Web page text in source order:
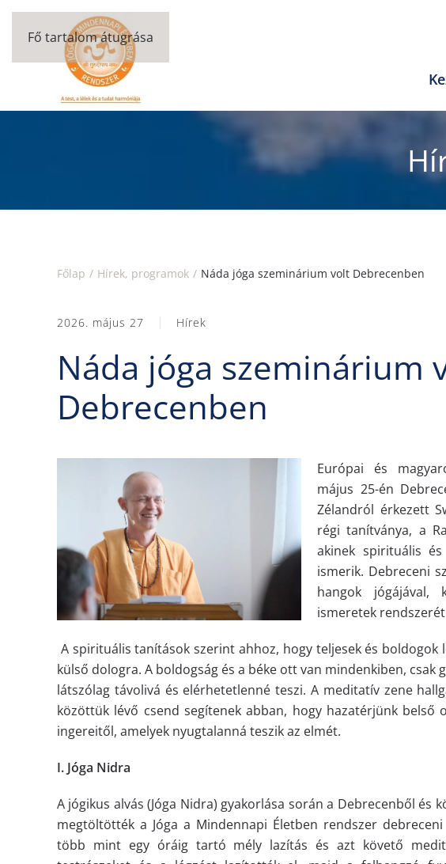
Fő tartalom átugrása
Főlap Hírek, programok Náda jóga szeminárium volt Debrecenben
2026. május 27 Hírek
Náda jóga szeminárium
Debrecenben
Európai és
május 25-én
Zélandról érkezett
régi tanítványa, a
akinek spirituális
ismerik. Debreceni
hangok jógájával,
ismeretek
A spirituális tanítások szerint ahhoz, hogy teljesek és boldogok
külső dologra. A boldogság és a béke ott van mindenkiben, csak
látszólag távolivá és elérhetetlenné teszi. A meditatív zene
közöttük lévő csend segítenek abban, hogy hazatérjünk belső
ingereitől, amelyek nyugtalanná teszik az elmét.
I. Jóga Nidra
A jógikus alvás (Jóga Nidra) gyakorlása során a Debrecenből és
megtöltötték a Jóga a Mindennapi Életben rendszer
több mint egy óráig tartó mély lazítás és azt követő